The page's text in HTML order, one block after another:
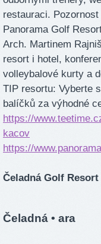
restauraci.
Panorama Golf
Arch. Martinem
resort i hotel,
volleybalové kurty a
TIP resortu: Vyberte
balíčků za výhodné
https://
kacov
https://
Čeladná Golf Resort
Čeladná • ara